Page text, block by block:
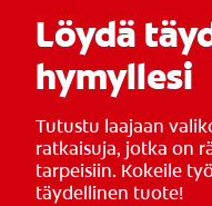
Löydä
hymyllesi
Tutustu laajaan
ratkaisuja, jotka on
tarpeisiin. Kokeile
täydellinen tuote!